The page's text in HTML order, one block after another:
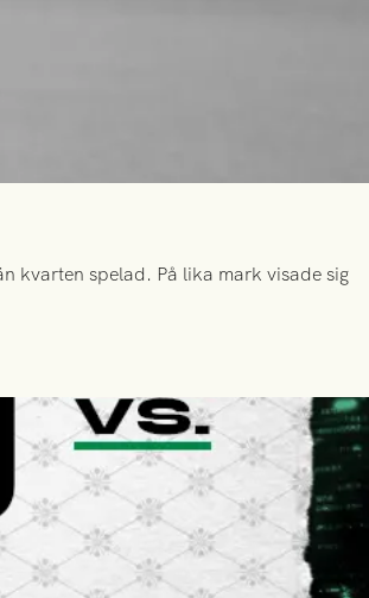
kvarten spelad. På lika mark visade sig